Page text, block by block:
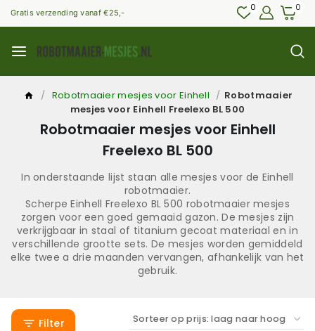
Gratis verzending vanaf €25,- 0 0
/ Robotmaaier mesjes voor Einhell / Robotmaaier
mesjes voor Einhell Freelexo BL 500
Robotmaaier mesjes voor Einhell
Freelexo BL 500
In onderstaande lijst staan alle mesjes voor de Einhell
robotmaaier.
Scherpe Einhell Freelexo BL 500 robotmaaier mesjes
zorgen voor een goed gemaaid gazon. De mesjes zijn
verkrijgbaar in staal of titanium gecoat materiaal en in
verschillende grootte sets. De mesjes worden gemiddeld
elke twee a drie maanden vervangen, afhankelijk van het
gebruik.
Filter